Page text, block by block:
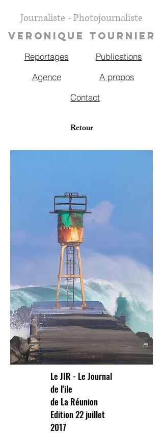
Journaliste - Photojournaliste
VERONIQUE TOURNIER
Reportages
Publications
Agence
A propos
Contact
Retour
Le JIR - Le Journal
de l'ile
de La Réunion
Edition 22 juillet
2017